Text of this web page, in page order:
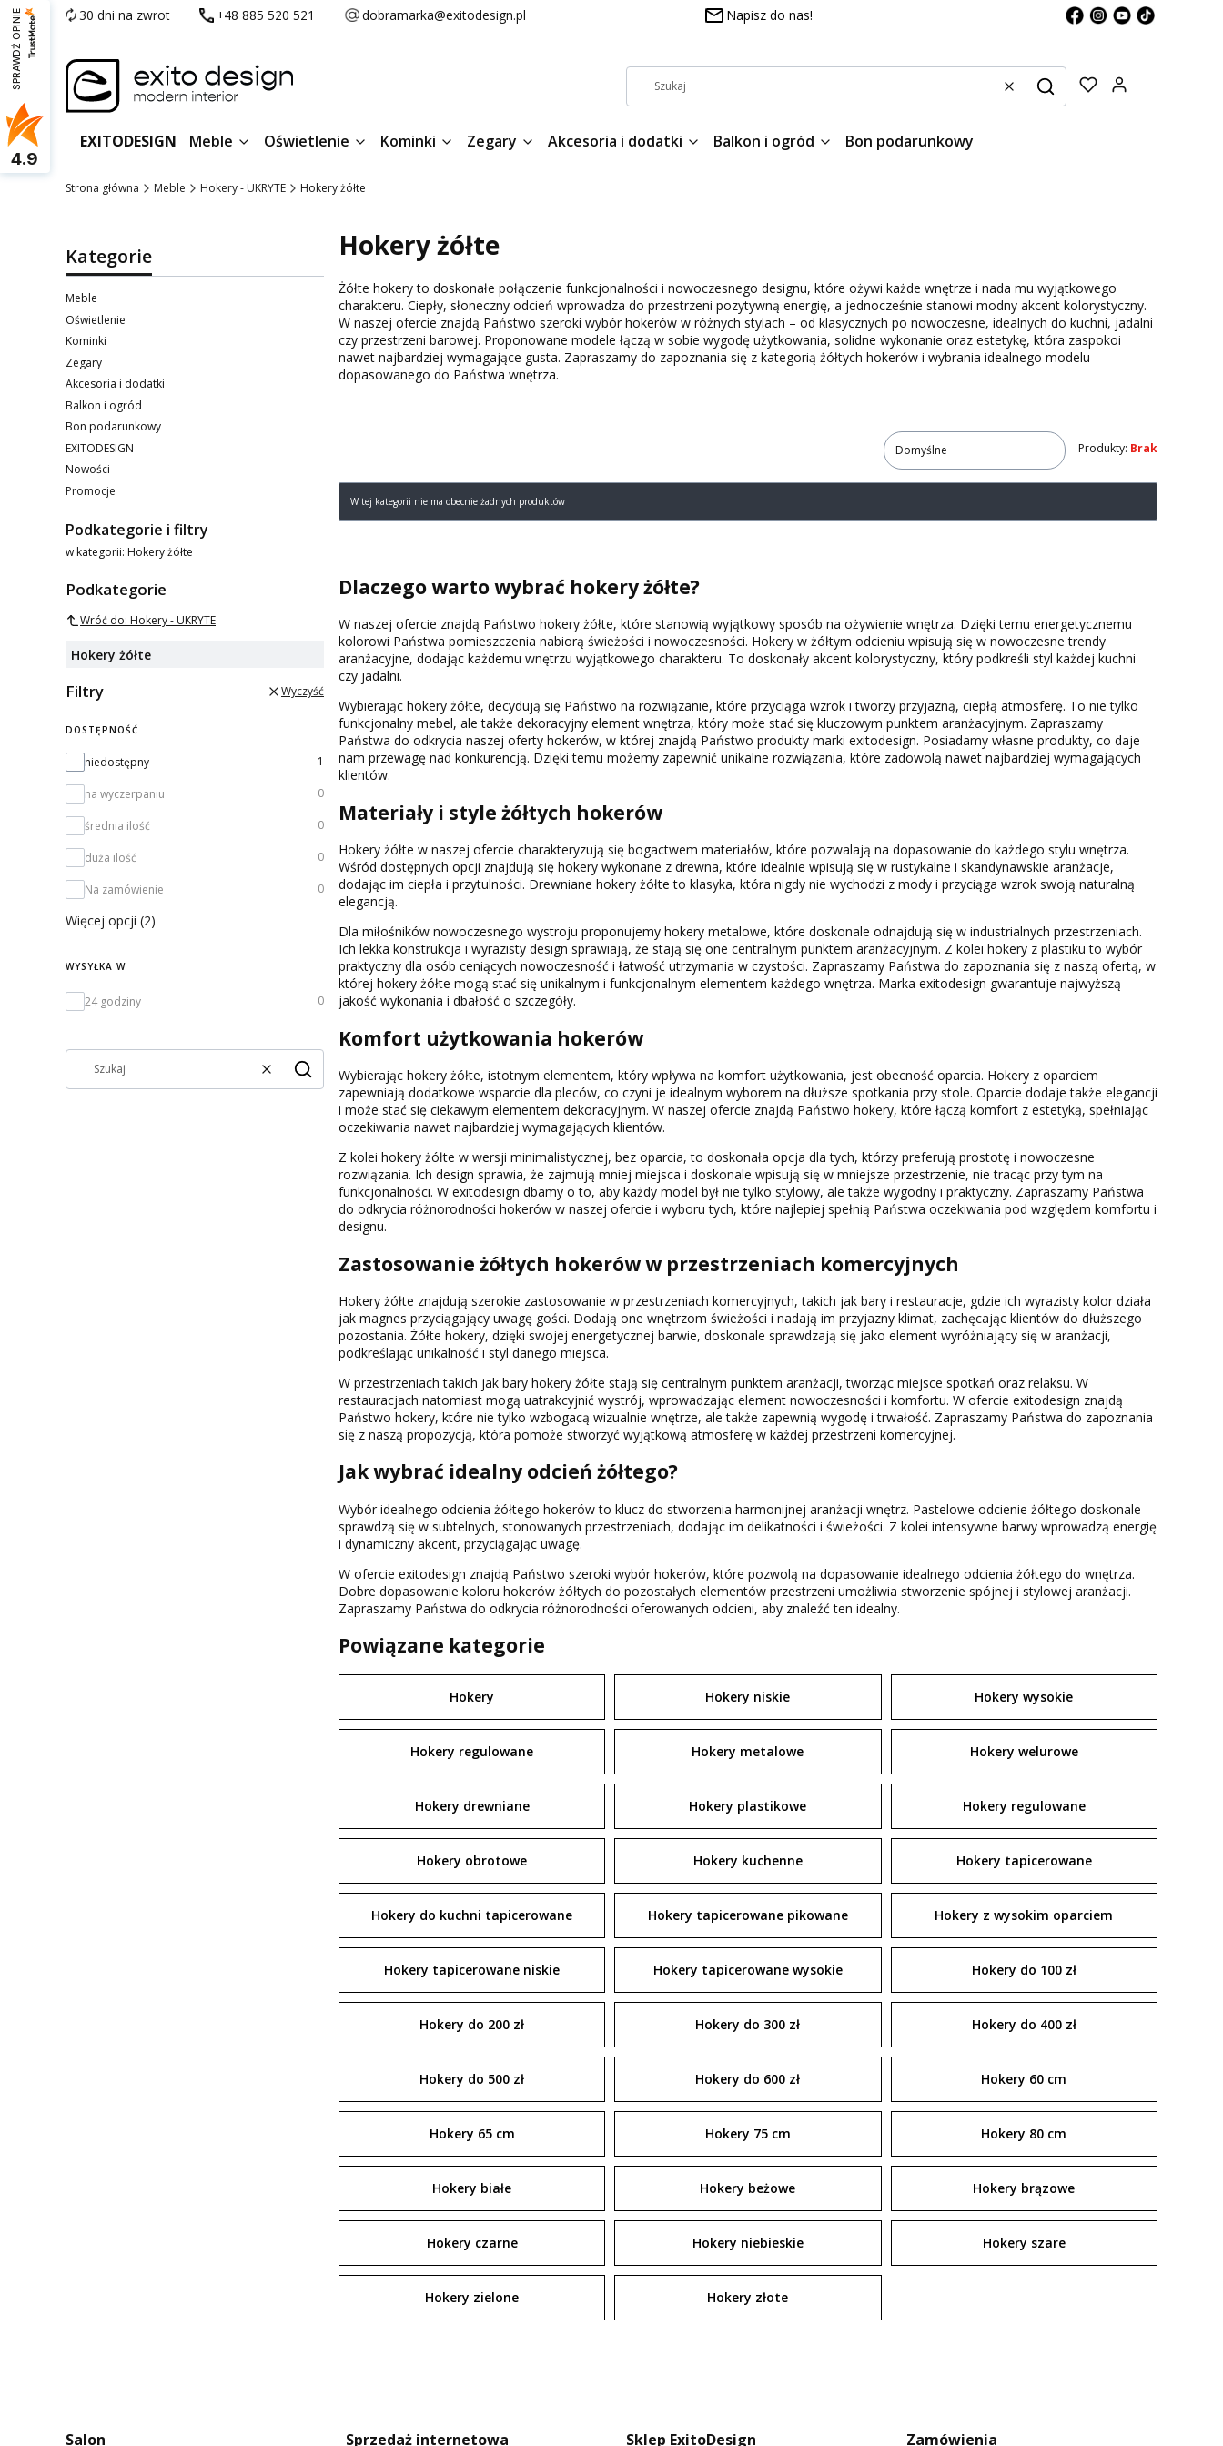
30 dni na zwrot +48 885 520 521 dobramarka@exitodesign.pl Napisz do nas!
WyczyśćSzukaj
EXITODESIGN Meble Oświetlenie Kominki Zegary Akcesoria i dodatki Balkon i ogród Bon podarunkowy
Strona główna Meble Hokery - UKRYTE Hokery żółte
Kategorie
Meble
Oświetlenie
Kominki
Zegary
Akcesoria i dodatki
Balkon i ogród
Bon podarunkowy
EXITODESIGN
Nowości
Promocje
Podkategorie i filtry
w kategorii: Hokery żółte
Podkategorie
Wróć do: Hokery - UKRYTE
Hokery żółte
Filtry Wyczyść
DOSTĘPNOŚĆ
Dostępność
niedostępny 1
na wyczerpaniu 0
średnia ilość 0
duża ilość 0
Na zamówienie 0
Więcej opcji (2)
WYSYŁKA W
Wysyłka w
24 godziny 0
WyczyśćSzukaj
Hokery żółte
Żółte hokery to doskonałe połączenie funkcjonalności i nowoczesnego designu, które ożywi każde wnętrze i nada mu wyjątkowego
charakteru. Ciepły, słoneczny odcień wprowadza do przestrzeni pozytywną energię, a jednocześnie stanowi modny akcent kolorystyczny.
W naszej ofercie znajdą Państwo szeroki wybór hokerów w różnych stylach – od klasycznych po nowoczesne, idealnych do kuchni, jadalni
czy przestrzeni barowej. Proponowane modele łączą w sobie wygodę użytkowania, solidne wykonanie oraz estetykę, która zaspokoi
nawet najbardziej wymagające gusta. Zapraszamy do zapoznania się z kategorią żółtych hokerów i wybrania idealnego modelu
dopasowanego do Państwa wnętrza.
Domyślne Produkty: Brak
Lista produktów
W tej kategorii nie ma obecnie żadnych produktów
Dlaczego warto wybrać hokery żółte?
W naszej ofercie znajdą Państwo hokery żółte, które stanowią wyjątkowy sposób na ożywienie wnętrza. Dzięki temu energetycznemu
kolorowi Państwa pomieszczenia nabiorą świeżości i nowoczesności. Hokery w żółtym odcieniu wpisują się w nowoczesne trendy
aranżacyjne, dodając każdemu wnętrzu wyjątkowego charakteru. To doskonały akcent kolorystyczny, który podkreśli styl każdej kuchni
czy jadalni.
Wybierając hokery żółte, decydują się Państwo na rozwiązanie, które przyciąga wzrok i tworzy przyjazną, ciepłą atmosferę. To nie tylko
funkcjonalny mebel, ale także dekoracyjny element wnętrza, który może stać się kluczowym punktem aranżacyjnym. Zapraszamy
Państwa do odkrycia naszej oferty hokerów, w której znajdą Państwo produkty marki exitodesign. Posiadamy własne produkty, co daje
nam przewagę nad konkurencją. Dzięki temu możemy zapewnić unikalne rozwiązania, które zadowolą nawet najbardziej wymagających
klientów.
Materiały i style żółtych hokerów
Hokery żółte w naszej ofercie charakteryzują się bogactwem materiałów, które pozwalają na dopasowanie do każdego stylu wnętrza.
Wśród dostępnych opcji znajdują się hokery wykonane z drewna, które idealnie wpisują się w rustykalne i skandynawskie aranżacje,
dodając im ciepła i przytulności. Drewniane hokery żółte to klasyka, która nigdy nie wychodzi z mody i przyciąga wzrok swoją naturalną
elegancją.
Dla miłośników nowoczesnego wystroju proponujemy hokery metalowe, które doskonale odnajdują się w industrialnych przestrzeniach.
Ich lekka konstrukcja i wyrazisty design sprawiają, że stają się one centralnym punktem aranżacyjnym. Z kolei hokery z plastiku to wybór
praktyczny dla osób ceniących nowoczesność i łatwość utrzymania w czystości. Zapraszamy Państwa do zapoznania się z naszą ofertą, w
której hokery żółte mogą stać się unikalnym i funkcjonalnym elementem każdego wnętrza. Marka exitodesign gwarantuje najwyższą
jakość wykonania i dbałość o szczegóły.
Komfort użytkowania hokerów
Wybierając hokery żółte, istotnym elementem, który wpływa na komfort użytkowania, jest obecność oparcia. Hokery z oparciem
zapewniają dodatkowe wsparcie dla pleców, co czyni je idealnym wyborem na dłuższe spotkania przy stole. Oparcie dodaje także elegancji
i może stać się ciekawym elementem dekoracyjnym. W naszej ofercie znajdą Państwo hokery, które łączą komfort z estetyką, spełniając
oczekiwania nawet najbardziej wymagających klientów.
Z kolei hokery żółte w wersji minimalistycznej, bez oparcia, to doskonała opcja dla tych, którzy preferują prostotę i nowoczesne
rozwiązania. Ich design sprawia, że zajmują mniej miejsca i doskonale wpisują się w mniejsze przestrzenie, nie tracąc przy tym na
funkcjonalności. W exitodesign dbamy o to, aby każdy model był nie tylko stylowy, ale także wygodny i praktyczny. Zapraszamy Państwa
do odkrycia różnorodności hokerów w naszej ofercie i wyboru tych, które najlepiej spełnią Państwa oczekiwania pod względem komfortu i
designu.
Zastosowanie żółtych hokerów w przestrzeniach komercyjnych
Hokery żółte znajdują szerokie zastosowanie w przestrzeniach komercyjnych, takich jak bary i restauracje, gdzie ich wyrazisty kolor działa
jak magnes przyciągający uwagę gości. Dodają one wnętrzom świeżości i nadają im przyjazny klimat, zachęcając klientów do dłuższego
pozostania. Żółte hokery, dzięki swojej energetycznej barwie, doskonale sprawdzają się jako element wyróżniający się w aranżacji,
podkreślając unikalność i styl danego miejsca.
W przestrzeniach takich jak bary hokery żółte stają się centralnym punktem aranżacji, tworząc miejsce spotkań oraz relaksu. W
restauracjach natomiast mogą uatrakcyjnić wystrój, wprowadzając element nowoczesności i komfortu. W ofercie exitodesign znajdą
Państwo hokery, które nie tylko wzbogacą wizualnie wnętrze, ale także zapewnią wygodę i trwałość. Zapraszamy Państwa do zapoznania
się z naszą propozycją, która pomoże stworzyć wyjątkową atmosferę w każdej przestrzeni komercyjnej.
Jak wybrać idealny odcień żółtego?
Wybór idealnego odcienia żółtego hokerów to klucz do stworzenia harmonijnej aranżacji wnętrz. Pastelowe odcienie żółtego doskonale
sprawdzą się w subtelnych, stonowanych przestrzeniach, dodając im delikatności i świeżości. Z kolei intensywne barwy wprowadzą energię
i dynamiczny akcent, przyciągając uwagę.
W ofercie exitodesign znajdą Państwo szeroki wybór hokerów, które pozwolą na dopasowanie idealnego odcienia żółtego do wnętrza.
Dobre dopasowanie koloru hokerów żółtych do pozostałych elementów przestrzeni umożliwia stworzenie spójnej i stylowej aranżacji.
Zapraszamy Państwa do odkrycia różnorodności oferowanych odcieni, aby znaleźć ten idealny.
Powiązane kategorie
Hokery Hokery niskie Hokery wysokie
Hokery regulowane Hokery metalowe Hokery welurowe
Hokery drewniane Hokery plastikowe Hokery regulowane
Hokery obrotowe Hokery kuchenne Hokery tapicerowane
Hokery do kuchni tapicerowane Hokery tapicerowane pikowane Hokery z wysokim oparciem
Hokery tapicerowane niskie Hokery tapicerowane wysokie Hokery do 100 zł
Hokery do 200 zł Hokery do 300 zł Hokery do 400 zł
Hokery do 500 zł Hokery do 600 zł Hokery 60 cm
Hokery 65 cm Hokery 75 cm Hokery 80 cm
Hokery białe Hokery beżowe Hokery brązowe
Hokery czarne Hokery niebieskie Hokery szare
Hokery zielone Hokery złote
Salon Sprzedaż internetowa Sklep ExitoDesign Zamówienia
SPRAWDŹ OPINIE
4.9